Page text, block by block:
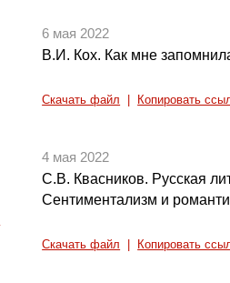
6 мая 2022
В.И. Кох. Как мне
Скачать файл Копировать
4 мая 2022
С.В. Квасников. Русская
Сентиментализм и
Скачать файл Копировать